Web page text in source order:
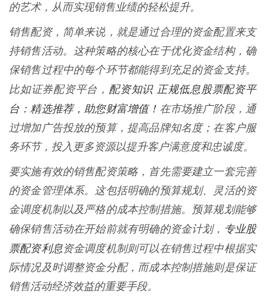
的艺术，从而实现销售业绩的轻松提升。
销售配资，简单来说，就是通过合理的资金配置来支
持销售活动。这种策略的核心在于优化资金结构，确
保销售过程中的每个环节都能得到充足的资金支持。
比如证券配资平台， 配资知识 正规低息股票配资平
台：精选推荐，助您财富增值！ 在市场推广阶段，通
过增加广告投放的预算，提高品牌知名度；在客户服
务环节，投入更多资源以提升客户满意度和忠诚度。
要实施有效的销售配资策略，首先需要建立一套完善
的资金管理体系。这包括明确的预算规划、灵活的资
金调度机制以及严格的成本控制措施。预算规划能够
确保销售活动在开始前就有明确的资金计划， 专业股
票配资利息资金调度机制则可以在销售过程中根据实
际情况及时调整资金分配，而成本控制措施则是保证
销售活动经济效益的重要手段。